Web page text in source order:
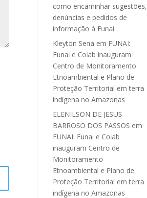
como encaminhar sugestões,
denúncias e pedidos de
informação à Funai
Kleyton Sena em FUNAI:
Funai e Coiab inauguram
Centro de Monitoramento
Etnoambiental e Plano de
Proteção Territorial em terra
indígena no Amazonas
ELENILSON DE JESUS
BARROSO DOS PASSOS em
FUNAI: Funai e Coiab
inauguram Centro de
Monitoramento
Etnoambiental e Plano de
Proteção Territorial em terra
indígena no Amazonas